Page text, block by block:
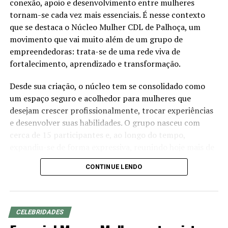
E desde então ela vem criando conteúdo, hoje com uma
vida muito mais confortável e muito grata por tudo o
que conquistou até aqui!
Seus valores e propósitos?
Meus valores são pautados em:
-Determinação
-Autenticidade
-Criatividade
Meus propósitos:
autêntica por onde passo. Assim como alegrar o dia das
conexão, apoio e desenvolvimento entre mulheres
tornam-se cada vez mais essenciais. É nesse contexto
que se destaca o Núcleo Mulher CDL de Palhoça, um
movimento que vai muito além de um grupo de
empreendedoras: trata-se de uma rede viva de
fortalecimento, aprendizado e transformação.
Desde sua criação, o núcleo tem se consolidado como
um espaço seguro e acolhedor para mulheres que
desejam crescer profissionalmente, trocar experiências
e desenvolver suas habilidades. O grupo nasceu com
cerca de 15 participantes e, ao longo do tempo,
180 mulheres com histórias, perfis e trajetórias
diferentes, mas que compartilham um mesmo
Mais do que promover oportunidades de negócios, o
CONTINUE LENDO
CELEBRIDADES